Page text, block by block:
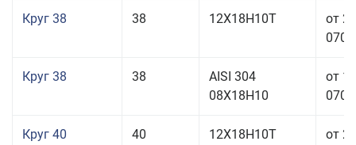
Круг 38 38 12Х18Н10Т
от
Круг 38 38
AISI 304
08Х18Н10
от
Круг 40 40 12Х18Н10Т
от